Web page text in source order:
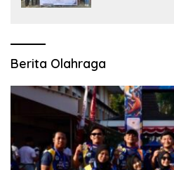
Berita Olahraga